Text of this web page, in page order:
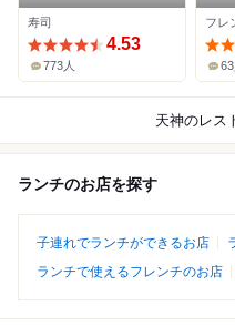
寿司
4.53
773人
フレ
63
天神のレス
ランチのお店を探す
子連れでランチができるお店
ランチで使えるフレンチのお店